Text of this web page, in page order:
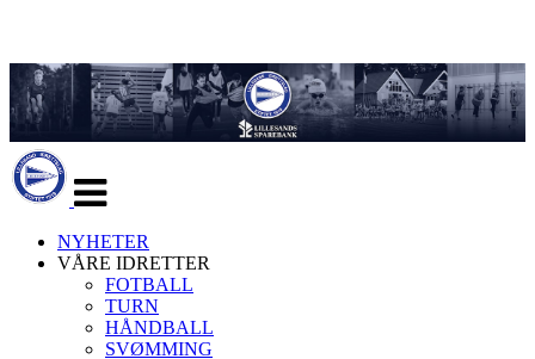
navigasjon
NYHETER
VÅRE IDRETTER
FOTBALL
TURN
HÅNDBALL
SVØMMING